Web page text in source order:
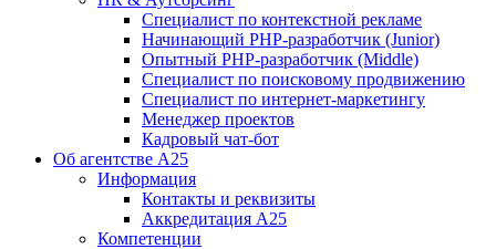
Специалист по контекстной рекламе
Начинающий PHP-разработчик (Junior)
Опытный PHP-разработчик (Middle)
Специалист по поисковому продвижению
Специалист по интернет-маркетингу
Менеджер проектов
Кадровый чат-бот
Об агентстве А25
Информация
Контакты и реквизиты
Аккредитация А25
Компетенции